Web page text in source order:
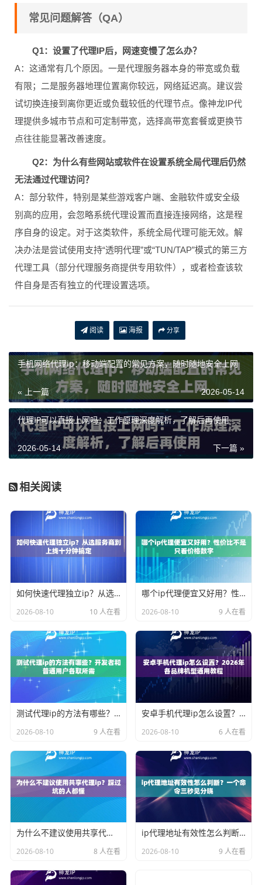
常见问题解答（QA）
Q1：设置了代理IP后，网速变慢了怎么办？
A：这通常有几个原因。一是代理服务器本身的带宽或负载
有限；二是服务器地理位置离你较远，网络延迟高。建议尝
试切换连接到离你更近或负载较低的代理节点。像神龙IP代
理提供多城市节点和可定制带宽，选择高带宽套餐或更换节
点往往能显著改善速度。
Q2：为什么有些网站或软件在设置系统全局代理后仍然
无法通过代理访问？
A：部分软件，特别是某些游戏客户端、金融软件或安全级
别高的应用，会忽略系统代理设置而直接连接网络，这是程
序自身的设定。对于这类软件，系统全局代理可能无效。解
决办法是尝试使用支持“透明代理”或“TUN/TAP”模式的第三方
代理工具（部分代理服务商提供专用软件），或者检查该软
件自身是否有独立的代理设置选项。
阅读 海报 分享
手机网络代理ip：移动端配置的常见方案，随时随地安全上网
« 上一篇 2026-05-14
代理IP可以直接上网吗：工作原理深度解析，了解后再使用
下一篇 »
2026-05-14
相关阅读
如何快速代理独立ip？从选服务商到上线十分钟搞定
2026-08-10 10 人在看
哪个ip代理便宜又好用？性价比不是只看价格数字
2026-08-10 9 人在看
测试代理ip的方法有哪些？开发者和普通用户各取所需
2026-08-10 9 人在看
安卓手机代理ip怎么设置？2026年各品牌机型通用教程
2026-08-10 6 人在看
为什么不建议使用共享代理ip？踩过坑的人都懂
2026-08-10 8 人在看
ip代理地址有效性怎么判断？一个命令三秒见分晓
2026-08-10 9 人在看